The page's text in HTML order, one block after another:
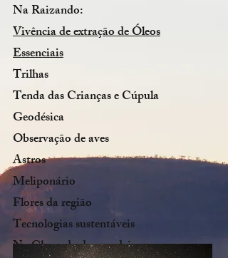
Na Raizando:
Vivência de extração de Óleos
Essenciais
Trilhas
Tenda das Crianças e Cúpula
Geodésica
Observação de aves
Astros
Meliponário
Flores da região
Tecnologias sustentáveis
Na Chapada dos veadeiros